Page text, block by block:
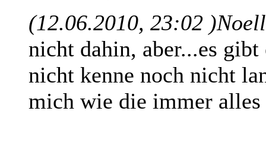
(12.06.2010, 23:02 )
nicht dahin, aber...es
nicht kenne noch nicht
mich wie die immer alles